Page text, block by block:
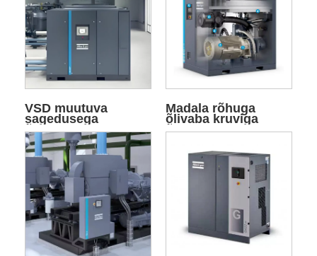
VSD muutuva
sagedusega
õhukompressor
Madala rõhuga
õlivaba kruviga
õhukompressor